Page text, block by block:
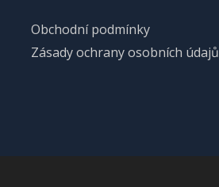
Obchodní podmínky
Zásady ochrany osobních údajů